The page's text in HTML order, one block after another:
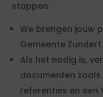
stappen:
We brengen jouw
Gemeente Zundert
Als het nodig is,
documenten zoals
referenties en een